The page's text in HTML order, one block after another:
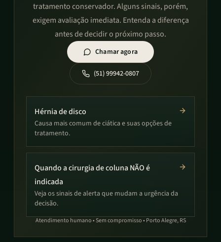
tratamento conservador. Alguns sinais, porém,
exigem avaliação imediata. Entenda a diferença
antes de decidir o próximo passo.
Chamar agora
(51) 99942-0807
Hérnia de disco
Causa mais comum de ciática e suas opções de
tratamento.
Quando a cirurgia de coluna NÃO é
indicada
Veja os sinais de alerta que mudam a urgência da
decisão.
Atendimento humano • Sem compromisso • Porto Alegre, RS